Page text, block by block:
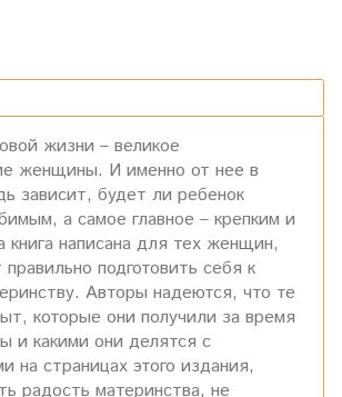
жизни – великое
женщины. И именно от нее в
зависит, будет ли ребенок
а самое главное – крепким и
написана для тех женщин,
подготовить себя к
Авторы надеются, что те
которые они получили за время
и какими они делятся с
на страницах этого издания,
радость материнства, не